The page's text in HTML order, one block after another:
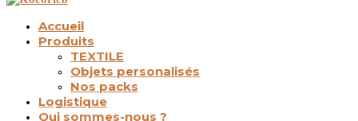
Accueil
Produits
TEXTILE
Objets personalisés
Nos packs
Logistique
Qui sommes-nous ?